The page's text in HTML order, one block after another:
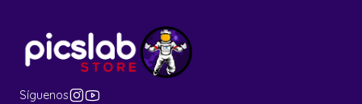
Síguenos